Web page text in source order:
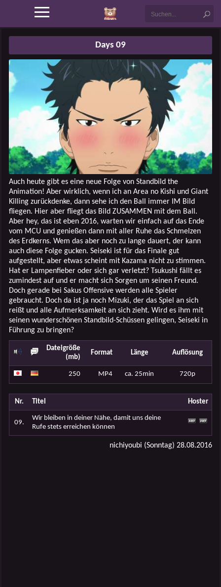
Days 09
Auch heute gibt es eine neue Folge von Standbild the
Animation! Aber wirklich, wenn ich an Area no Kishi und Giant
Killing zurückdenke, dann sehe ich den Ball immer IM Bild
fliegen. Hier aber fliegt das Bild ZUSAMMEN mit dem Ball.
Aber hey, das ist eben 2016, warten wir einfach auf das Ende
vom MCU und genießen dann mit aller Ruhe das Schmelzen
des Erdkerns. Wem das aber noch zu lange dauert, der kann
auch diese Folge gucken. Seiseki ist für das Finale gut
aufgestellt, aber etwas scheint mit Kazama nicht zu stimmen.
Hat er Lampenfieber oder sich gar verletzt? Tsukushi fällt es
zumindest auf und er macht sich Sorgen um seinen Freund.
Doch gerade bei Sakus Offensive werden alle Spieler
gebraucht. Doch da ist ja noch Mizuki, der das Spiel an sich
reißt und alle Aufmerksamkeit an sich zieht. Wird es ihm mit
seinen wunderschönen Standbild-Schüssen gelingen, Seiseki in
Führung zu bringen?
Dateigröße
(mb)
Format Länge Auflösung
250 MP4 ca. 25min 720p
Nr. Titel Hoster
09.
Wir bleiben in deiner Nähe, damit uns deine
Rufe stets erreichen können
nichiyoubi (Sonntag) 28.08.2016